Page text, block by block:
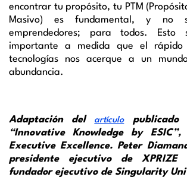
encontrar tu propósito, tu PTM
Masivo) es fundamental, y no
emprendedores; para todos. Esto
importante a medida que el
tecnologías nos acerque a un
abundancia.
Adaptación del artículopublicado
“Innovative Knowledge byESIC”,
Executive Excellence. Peter
presidente ejecutivo de XPRIZE
fundador ejecutivo de Singularity